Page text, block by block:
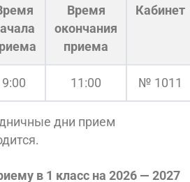
Время
окончания
приема
Кабинет
9:00 11:00 № 1011
дни прием
в 1 класс на 2026 — 2027